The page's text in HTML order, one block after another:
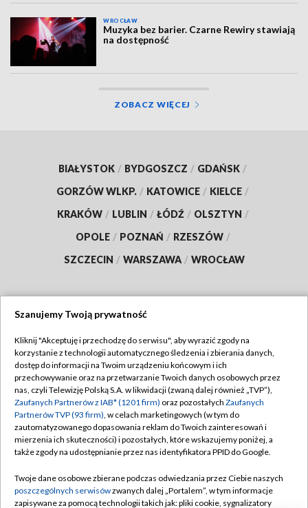
WROCŁAW
Muzyka bez barier. Czarne Rewiry stawiają
na dostępność
ZOBACZ WIĘCEJ
BIAŁYSTOK / BYDGOSZCZ / GDAŃSK /
GORZÓW WLKP. / KATOWICE / KIELCE /
KRAKÓW / LUBLIN / ŁÓDŹ / OLSZTYN /
OPOLE / POZNAŃ / RZESZÓW /
SZCZECIN / WARSZAWA / WROCŁAW
TVP
Abonament TVP
Emisja w TVP
Centrum informacji TVP
Naziemna Telewizja Cyfrowa
Rada Programowa
Regulamin TVP
Polityka prywatności
Moje zgody
Pomoc
Kontakt
Szanujemy Twoją prywatność
Kliknij "Akceptuję i przechodzę do serwisu", aby wyrazić zgody na
korzystanie z technologii automatycznego śledzenia i zbierania danych,
dostęp do informacji na Twoim urządzeniu końcowym i ich
przechowywanie oraz na przetwarzanie Twoich danych osobowych przez
nas, czyli Telewizję Polską S.A. w likwidacji (zwaną dalej również „TVP”),
Zaufanych Partnerów z IAB* (1201 firm) oraz pozostałych Zaufanych
Partnerów TVP (93 firm), w celach marketingowych (w tym do
zautomatyzowanego dopasowania reklam do Twoich zainteresowań i
mierzenia ich skuteczności) i pozostałych, które wskazujemy poniżej, a
także zgody na udostępnianie przez nas identyfikatora PPID do Google.
Twoje dane osobowe zbierane podczas odwiedzania przez Ciebie naszych
poszczególnych serwisówzwanych dalej „Portalem”, w tym informacje
zapisywane za pomocą technologii takich jak: pliki cookie, sygnalizatory